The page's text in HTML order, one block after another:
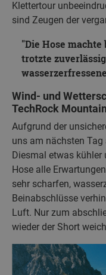
Klettertour
sind Zeugen der
Die Hose
trotzte
Wind- und
TechRock
Aufgrund der
uns am nächsten
Diesmal etwas
Hose alle
sehr scharfen,
Beinabschlüsse
Luft. Nur zum
wieder der Short